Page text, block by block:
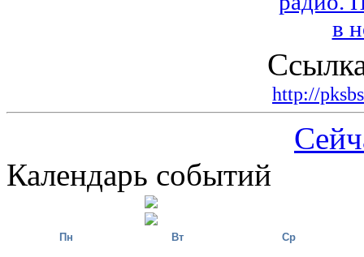
http://
Календарь событий
Пн Вт Ср